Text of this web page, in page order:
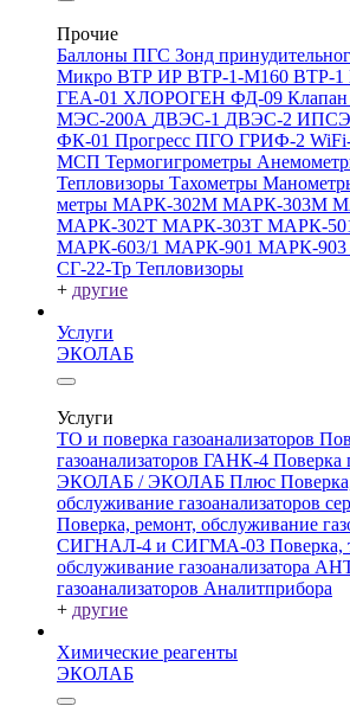
Прочие
Баллоны ПГС Зонд
Микро ВТР ИР ВТР-1-М160 ВТР-1
ГЕА-01 ХЛОРОГЕН ФД-09
МЭС-200А ДВЭС-1 ДВЭС-2
ФК-01 Прогресс ПГО ГРИФ-2
МСП Термогигрометры
Тепловизоры Тахометры
метры МАРК-302М МАРК-303М
МАРК-302Т МАРК-303Т МАРК-
МАРК-603/1 МАРК-901 МАРК-903
СГ-22-Тр Тепловизоры
+ другие
Услуги
ЭКОЛАБ
Услуги
ТО и поверка газоанализаторов
газоанализаторов ГАНК-4 Поверка
ЭКОЛАБ / ЭКОЛАБ Плюс
обслуживание
Поверка, ремонт, обслуживание
СИГНАЛ-4 и СИГМА-03 Поверка,
обслуживание газоанализатора
газоанализаторов Аналитприбора
+ другие
Химические реагенты
ЭКОЛАБ